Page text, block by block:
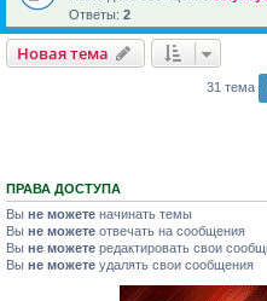
Ответы: 2
Новая тема
31 тема
ПРАВА ДОСТУПА
Вы не можете начинать темы
Вы не можете отвечать на сообщения
Вы не можете редактировать свои
Вы не можете удалять свои сообщения